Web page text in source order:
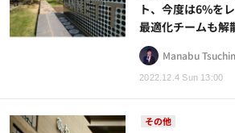
2022.12.4 Sun 13:00
ト、今度は6%を
最適化チームも解
Manabu
その他